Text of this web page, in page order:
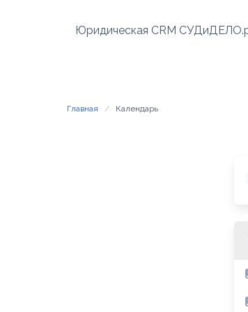
Юридическая CRM
Главная Календарь